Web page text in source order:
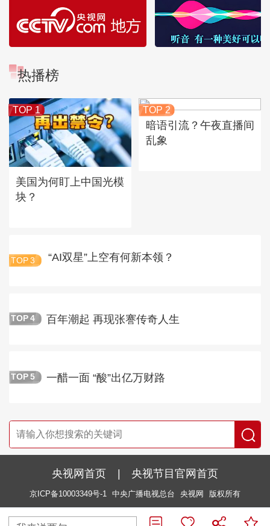
热播榜
TOP 1
美国为何盯上中国光模
块？
TOP 2
暗语引流？午夜直播间
乱象
TOP 3 “AI双星”上空有何新本领？
TOP 4 百年潮起 再现张謇传奇人生
TOP 5 一醋一面 “酸”出亿万财路
央视网首页 | 央视节目官网首页
京ICP备10003349号-1 中央广播电视总台 央视网 版权所有